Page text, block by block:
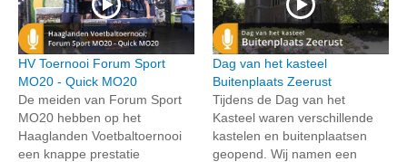
HV Toernooi Forum Sport
MO20 - Quick MO20
De meiden van Forum Sport
MO20 hebben op het
Haaglanden Voetbaltoernooi
een knappe prestatie
Dag van het kasteel
Buitenplaats Zeerust
Tijdens de Dag van het
Kasteel waren verschillende
kastelen en buitenplaatsen
geopend. Wij namen een